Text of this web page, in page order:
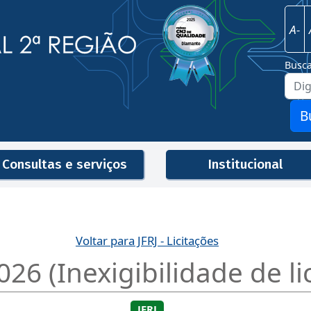
Justiça Federal - 2ª Região
Imagem
A-
Consultas e serviços Institucional
Voltar para JFRJ - Licitações
(Inexigibilidade de